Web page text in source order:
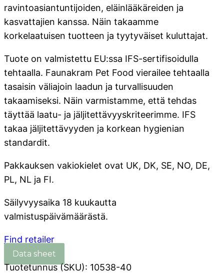
ravintoasiantuntijoiden, eläinlääkäreiden ja
kasvattajien kanssa. Näin takaamme
korkelaatuisen tuotteen ja tyytyväiset kuluttajat.
Tuote on valmistettu EU:ssa IFS-sertifisoidulla
tehtaalla. Faunakram Pet Food vierailee tehtaalla
tasaisin väliajoin laadun ja turvallisuuden
takaamiseksi. Näin varmistamme, että tehdas
täyttää laatu- ja jäljitettävyyskriteerimme. IFS
takaa jäljitettävyyden ja korkean hygienian
standardit.
Pakkauksen vakiokielet ovat UK, DK, SE, NO, DE,
PL, NL ja FI.
Säilyvyysaika 18 kuukautta
valmistuspäivämäärästä.
Find retailer
Tuotetunnus (SKU): 10538-40